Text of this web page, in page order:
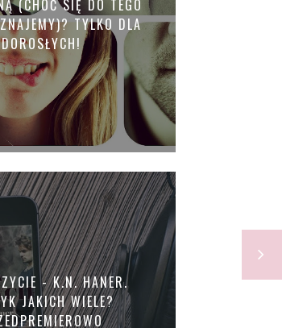
(CHOĆ SIĘ DO TEGO
TYLKO DLA
DOROSŁYCH!
- K.N. HANER.
JAKICH WIELE?